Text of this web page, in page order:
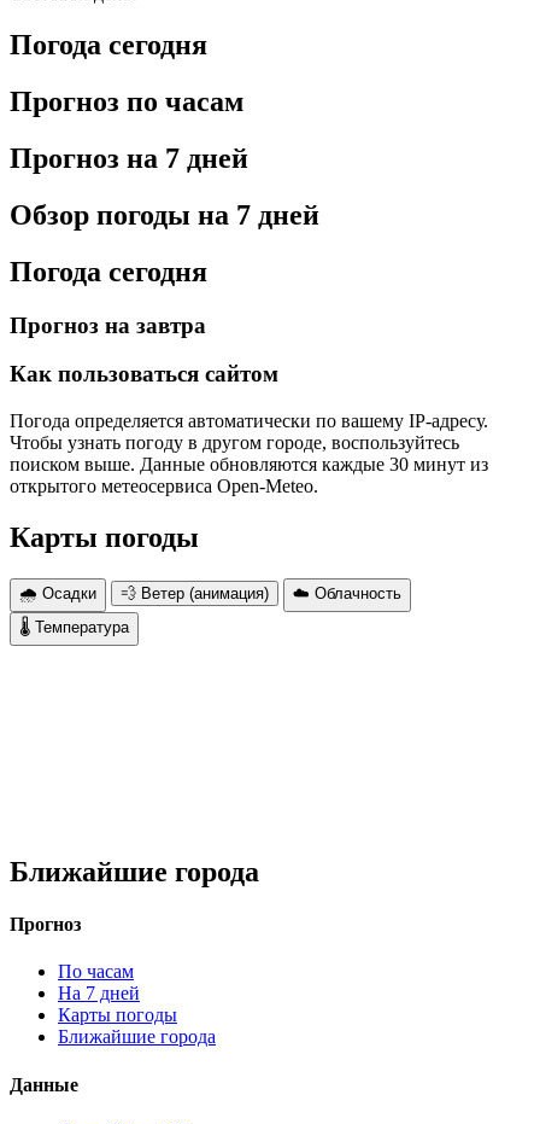
Погода сегодня
Прогноз по часам
Прогноз на 7 дней
Обзор погоды на 7 дней
Погода сегодня
Прогноз на завтра
Как пользоваться сайтом
Погода определяется автоматически по вашему IP-адресу.
Чтобы узнать погоду в другом городе, воспользуйтесь
поиском выше. Данные обновляются каждые 30 минут из
открытого метеосервиса Open-Meteo.
Карты погоды
🌧 Осадки 💨 Ветер (анимация)
☁️ Облачность
🌡 Температура
Ближайшие города
Прогноз
По часам
На 7 дней
Карты погоды
Ближайшие города
Данные